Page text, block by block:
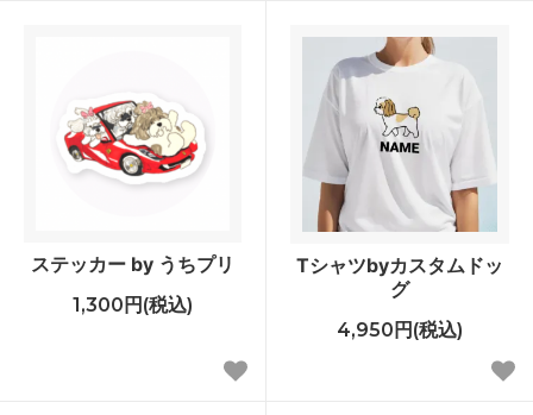
ステッカー by うちプリ
1,300円(税込)
Tシャツbyカスタムドッ
グ
4,950円(税込)